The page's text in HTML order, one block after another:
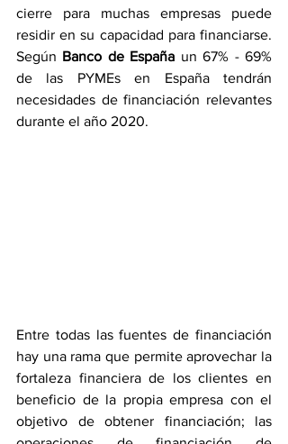
cierre para muchas empresas puede
residir en su capacidad para financiarse.
Según Banco de España un 67% - 69%
de las PYMEs en España tendrán
necesidades de financiación relevantes
durante el año 2020.
Entre todas las fuentes de financiación
hay una rama que permite aprovechar la
fortaleza financiera de los clientes en
beneficio de la propia empresa con el
objetivo de obtener financiación; las